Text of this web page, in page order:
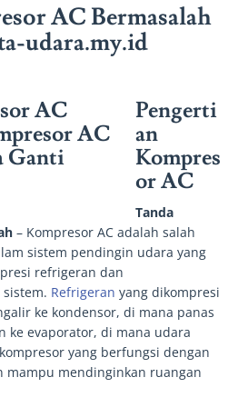
AC Bermasalah
udara.my.id
Pengerti
an
Kompres
or AC
Tanda
– Kompresor AC adalah salah
sistem pendingin udara yang
refrigeran dan
Refrigeran yang dikompresi
ke kondensor, di mana panas
ke evaporator, di mana udara
yang berfungsi dengan
mampu mendinginkan ruangan